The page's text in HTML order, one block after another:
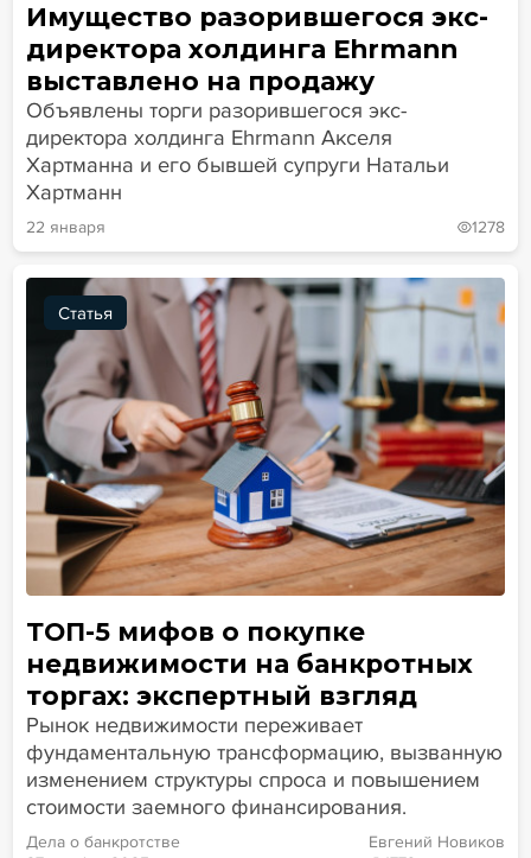
Имущество разорившегося экс-
директора холдинга Ehrmann
выставлено на продажу
Объявлены торги разорившегося экс-
директора холдинга Ehrmann Акселя
Хартманна и его бывшей супруги Натальи
Хартманн
22 января 1278
Статья
ТОП-5 мифов о покупке
недвижимости на банкротных
торгах: экспертный взгляд
Рынок недвижимости переживает
фундаментальную трансформацию, вызванную
изменением структуры спроса и повышением
стоимости заемного финансирования.
Дела о банкротстве
Евгений Новиков